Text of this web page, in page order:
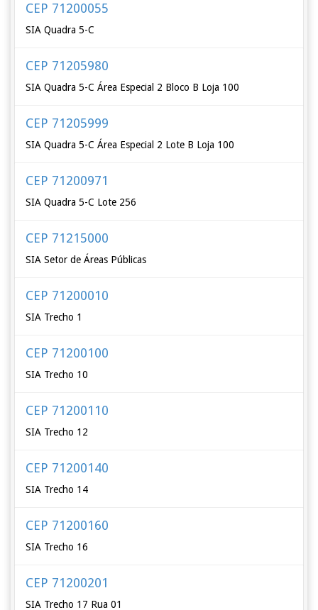
CEP 71200055
SIA Quadra 5-C
CEP 71205980
SIA Quadra 5-C Área Especial 2 Bloco B Loja 100
CEP 71205999
SIA Quadra 5-C Área Especial 2 Lote B Loja 100
CEP 71200971
SIA Quadra 5-C Lote 256
CEP 71215000
SIA Setor de Áreas Públicas
CEP 71200010
SIA Trecho 1
CEP 71200100
SIA Trecho 10
CEP 71200110
SIA Trecho 12
CEP 71200140
SIA Trecho 14
CEP 71200160
SIA Trecho 16
CEP 71200201
SIA Trecho 17 Rua 01